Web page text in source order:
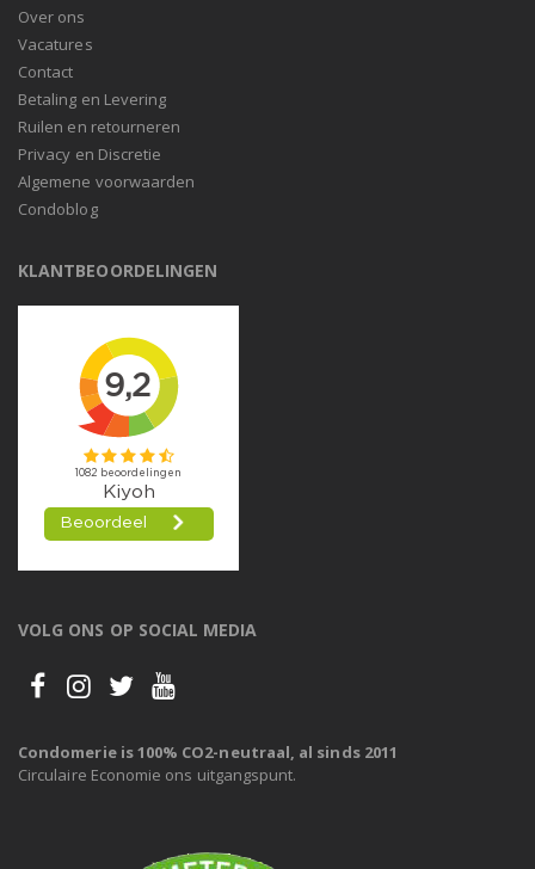
Over ons
Vacatures
Contact
Betaling en Levering
Ruilen en retourneren
Privacy en Discretie
Algemene voorwaarden
Condoblog
KLANTBEOORDELINGEN
VOLG ONS OP SOCIAL MEDIA
Condomerie is 100% CO2-neutraal, al sinds 2011
Circulaire Economie ons uitgangspunt.